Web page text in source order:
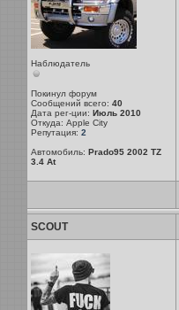
Наблюдатель
Покинул форум
Сообщений всего: 40
Дата рег-ции: Июль 2010
Откуда: Apple City
Репутация: 2
Автомобиль: Prado95 2002 TZ
3.4 At
SCOUT